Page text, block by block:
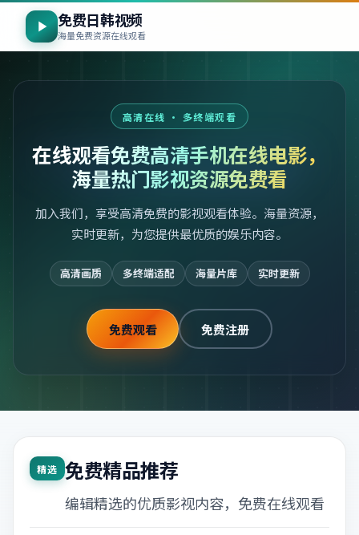
免费日韩视频
海量免费资源在线观看
高清在线 · 多终端观看
在线观看免费高清手机在线电影，
海量热门影视资源免费看
加入我们，享受高清免费的影视观看体验。海量资源，
实时更新，为您提供最优质的娱乐内容。
高清画质 多终端适配 海量片库 实时更新
免费观看 免费注册
精选 免费精品推荐
编辑精选的优质影视内容，免费在线观看